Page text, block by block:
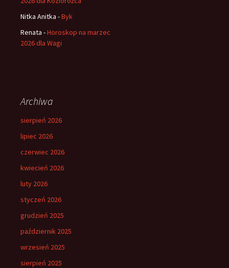
Nitka Anitka -Byk
Renata -Horoskop na marzec
2026 dla Wagi
Archiwa
sierpień 2026
lipiec 2026
czerwiec 2026
kwiecień 2026
luty 2026
styczeń 2026
grudzień 2025
październik 2025
wrzesień 2025
sierpień 2025